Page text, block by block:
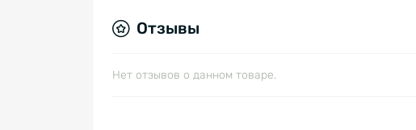
Отзывы
Нет отзывов о данном товаре.